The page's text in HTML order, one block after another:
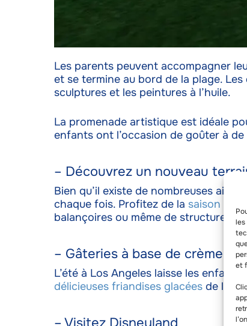
les
et
Les parents peuvent accompagner
et se termine au bord de la plage.
sculptures et les peintures à l’huile.
La promenade artistique est idéale
enfants ont l’occasion de goûter à
– Découvrez un nouveau
Bien qu’il existe de nombreuses
chaque fois. Profitez de la saison
balançoires ou même de structures
– Gâteries à base de crème
L’été à Los Angeles laisse les
délicieuses friandises glacées de la